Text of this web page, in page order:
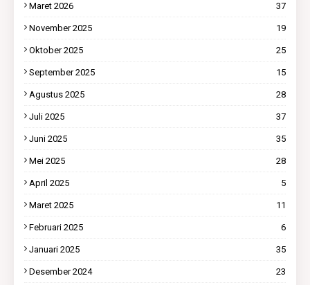
Maret 2026 37
November 2025 19
Oktober 2025 25
September 2025 15
Agustus 2025 28
Juli 2025 37
Juni 2025 35
Mei 2025 28
April 2025 5
Maret 2025 11
Februari 2025 6
Januari 2025 35
Desember 2024 23